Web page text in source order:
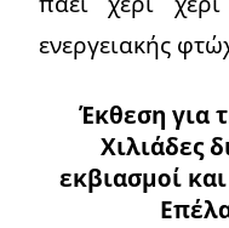
ενεργειακής
Έκθεση για
Χιλιάδες
εκβιασμοί